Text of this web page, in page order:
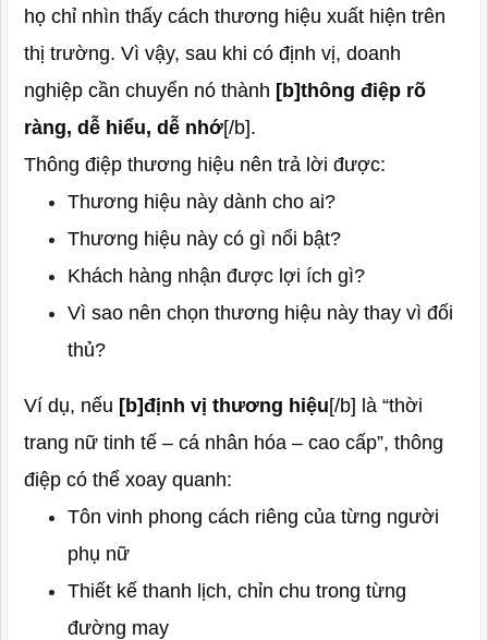
họ chỉ nhìn thấy cách thương hiệu xuất hiện trên
thị trường. Vì vậy, sau khi có định vị, doanh
nghiệp cần chuyển nó thành [b]thông điệp rõ
ràng, dễ hiểu, dễ nhớ[/b].
Thông điệp thương hiệu nên trả lời được:
Thương hiệu này dành cho ai?
Thương hiệu này có gì nổi bật?
Khách hàng nhận được lợi ích gì?
Vì sao nên chọn thương hiệu này thay vì đối
thủ?
Ví dụ, nếu [b]định vị thương hiệu[/b] là “thời
trang nữ tinh tế – cá nhân hóa – cao cấp”, thông
điệp có thể xoay quanh:
Tôn vinh phong cách riêng của từng người
phụ nữ
Thiết kế thanh lịch, chỉn chu trong từng
đường may